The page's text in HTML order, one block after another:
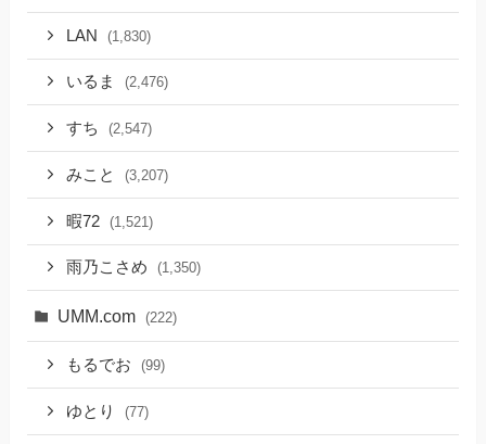
LAN (1,830)
いるま (2,476)
すち (2,547)
みこと (3,207)
暇72 (1,521)
雨乃こさめ (1,350)
UMM.com (222)
もるでお (99)
ゆとり (77)